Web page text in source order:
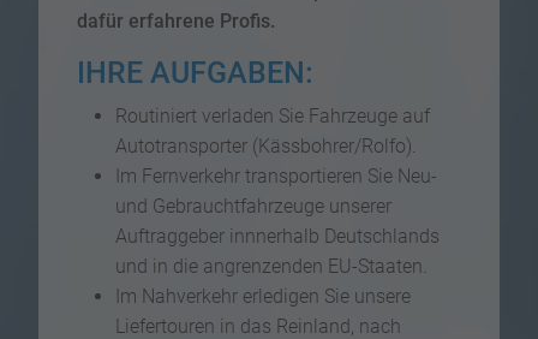
dafür erfahrene Profis.
IHRE AUFGABEN:
Routiniert verladen Sie Fahrzeuge auf
Autotransporter (Kässbohrer/Rolfo).
Im Fernverkehr transportieren Sie Neu-
und Gebrauchtfahrzeuge unserer
Auftraggeber innnerhalb Deutschlands
und in die angrenzenden EU-Staaten.
Im Nahverkehr erledigen Sie unsere
Liefertouren in das Reinland, nach